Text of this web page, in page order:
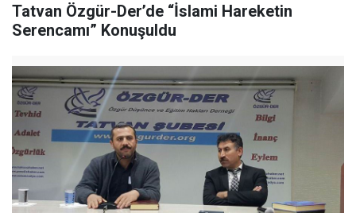
Tatvan Özgür-Der’de “İslami Hareketin
Serencamı” Konuşuldu